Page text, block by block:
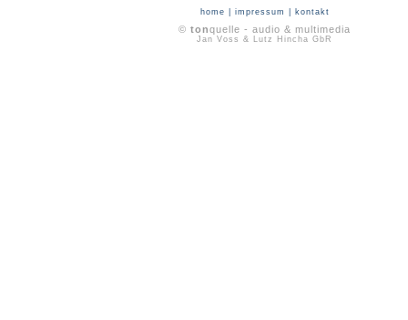
home impressum kontakt
© tonquelle - audio & multimedia
Jan Voss & Lutz Hincha GbR